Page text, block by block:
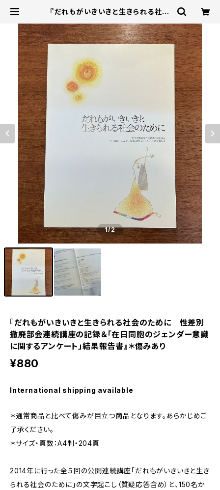
『だれもがいきいきと生きられる社会
の記録＆「在日同胞のジェンダー意識
に関するアンケート」結果報告書』＊傷
みあり | 本屋B&B
1/2
『だれもがいきいきと生きられる社会のために 性差別
撤廃部会連続講座の記録＆「在日同胞のジェンダー意識
に関するアンケート」結果報告書』＊傷みあり
¥880
International shipping available
＊通常商品と比べて傷みが目立つ商品となります。あらかじめご
了承ください。
＊サイズ・頁数：A4判・204頁
2014年に行った全５回の公開連続講座「だれもがいきいきと生き
られる社会のために」の文字起こし（質疑応答含め）と、150名か